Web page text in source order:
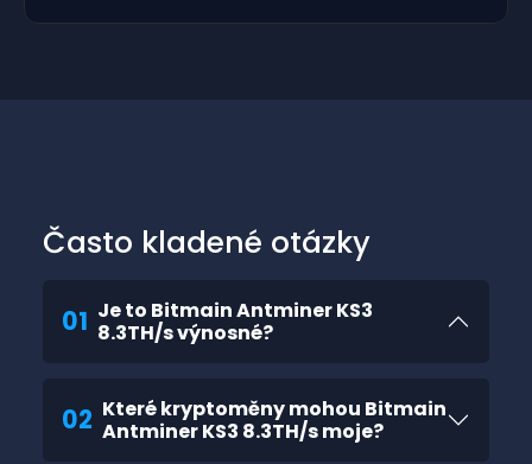
Často kladené otázky
01 Je to Bitmain Antminer KS3
8.3TH/s výnosné?
02 Které kryptoměny mohou Bitmain
Antminer KS3 8.3TH/s moje?